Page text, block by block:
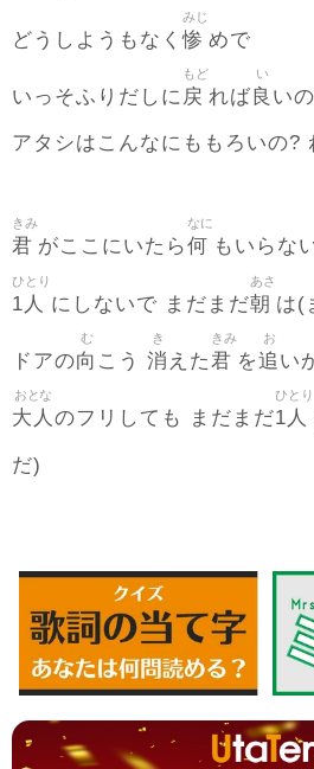
どうしようもなく惨
みじ
めで
いっそふりだしに戻
もど
れば良
い
い
アタシはこんなにももろいの?
君
きみ
がここにいたら何
なに
もいらな
1人
ひとり
にしないで まだまだ朝
あさ
は(
ドアの向
む
こう 消
き
えた君
きみ
を追
お
い
大人
おとな
のフリしても まだまだ1人
ひとり
だ)